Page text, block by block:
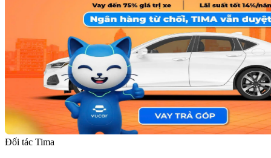
Đối tác Tima